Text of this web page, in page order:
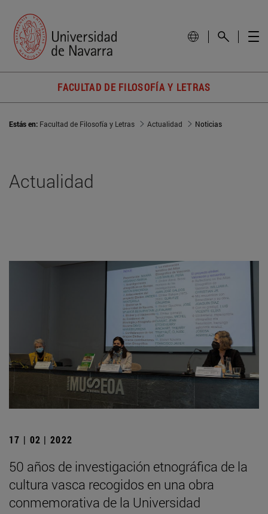
FACULTAD DE FILOSOFÍA Y LETRAS
Estás en: Facultad de Filosofía y Letras Actualidad Noticias
Actualidad
17 | 02 | 2022
50 años de investigación etnográfica de la
cultura vasca recogidos en una obra
conmemorativa de la Universidad